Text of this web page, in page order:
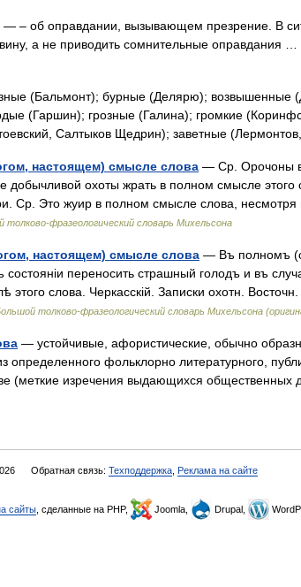
— – об оправдании, вызывающем презрение. В
а не приводить сомнительные оправдания …
(Бальмонт); бурные (Делярю); возвышенные
(Гаршин); грозные (Галина); громкие
Салтыков Щедрин); заветные
настоящем) смысле слова — Ср. Орочоны в
добычливой охоты жрать в полном смысле этого
Ср. Это жуир в полном смысле слова, несмотря
толково-фразеологический словарь Михельсона
настоящем) смысле слова — Въ полномъ
переносить страшный голодъ и въ
этого слова. Черкасскій. Записки охотн.
толково-фразеологический словарь Михельсона
— устойчивые, афористические, обычно
определенного фольклорно литературного,
(меткие изречения выдающихся
Обратная связь: Техподдержка Реклама на сайте
сайты , сделанные на PHP, Joomla, Drupal,